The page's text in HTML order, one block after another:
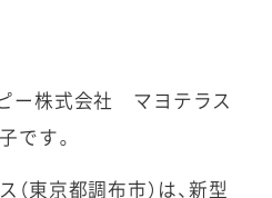
ー株式会社 マヨテラス
です。
東京都調布市）は、新型